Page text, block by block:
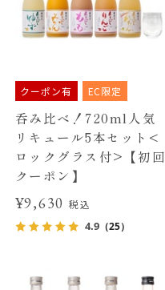
クーポン有 EC限定
呑み比べ！720ml人気
リキュール5本セット<
ロックグラス付>【初回
クーポン】
¥9,630税込
4.9（25）